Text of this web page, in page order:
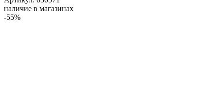
наличие в магазинах
-55%